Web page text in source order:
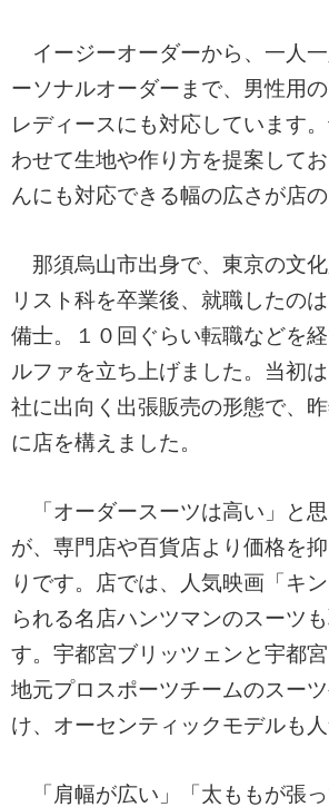
イージーオーダーから、一人
ーソナルオーダーまで、男性用
レディースにも対応しています
わせて生地や作り方を提案して
んにも対応できる幅の広さが店の
那須烏山市出身で、東京の文
リスト科を卒業後、就職したの
備士。１０回ぐらい転職などを
ルファを立ち上げました。当初
社に出向く出張販売の形態で、
に店を構えました。
「オーダースーツは高い」と
が、専門店や百貨店より価格を
りです。店では、人気映画「キ
られる名店ハンツマンのスーツ
す。宇都宮ブリッツェンと宇都
地元プロスポーツチームのスー
け、オーセンティックモデルも人
「肩幅が広い」「太ももが張